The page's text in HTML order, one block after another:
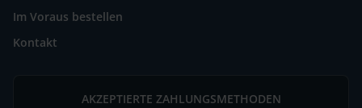
Im Voraus bestellen
Kontakt
AKZEPTIERTE ZAHLUNGSMETHODEN